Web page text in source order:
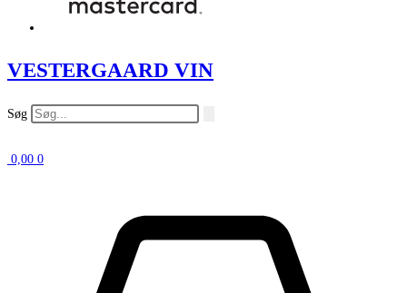
VESTERGAARD VIN
Søg
0,00 0